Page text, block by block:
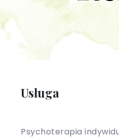
Terapia
Usługa
Psychoterapia